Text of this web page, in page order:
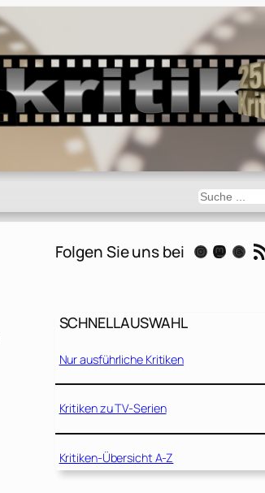
Suchen
Folgen Sie uns bei Instagram Mastodon Threads RSS-Feed
SCHNELLAUSWAHL
Nur ausführliche Kritiken
Kritiken zu TV-Serien
Kritiken-Übersicht A-Z